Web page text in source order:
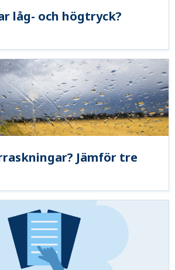
låg- och högtryck?
Jämför tre